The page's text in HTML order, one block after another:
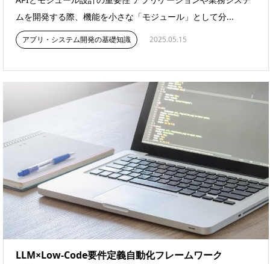
ムを開発する際、機能を小さな「モジュール」として分...
アプリ・システム開発の基礎知識 2025.05.15
LLM×Low-Code要件定義自動化フレームワーク